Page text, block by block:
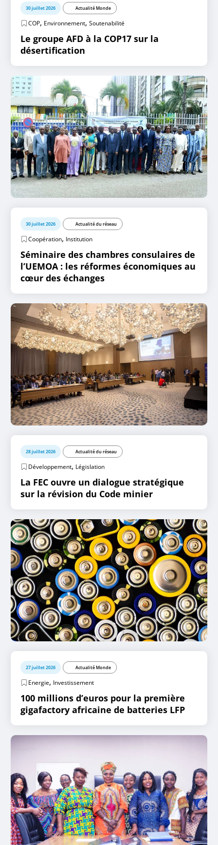
30 juillet 2026 Actualité Monde
COP, Environnement,Soutenabilité
Le groupe AFD à la COP17 sur la
désertification
30 juillet 2026 Actualité du réseau
Coopération, Institution
Séminaire des chambres consulaires de
l’UEMOA : les réformes économiques au
cœur des échanges
28 juillet 2026 Actualité du réseau
Développement, Législation
La FEC ouvre un dialogue stratégique
sur la révision du Code minier
27 juillet 2026 Actualité Monde
Energie, Investissement
100 millions d’euros pour la première
gigafactory africaine de batteries LFP